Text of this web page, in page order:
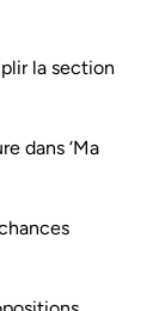
la section
dans ‘Ma